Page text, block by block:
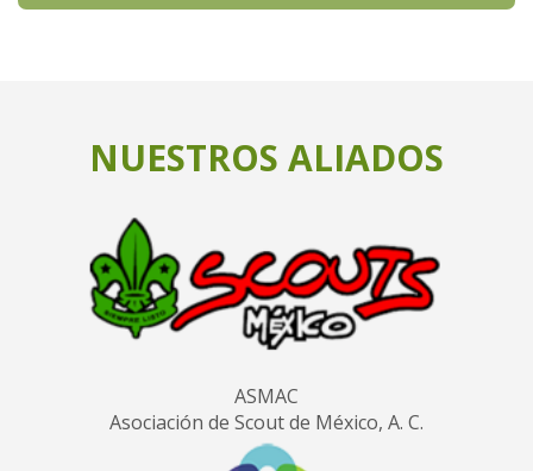
NUESTROS ALIADOS
ASMAC
Asociación de Scout de México, A. C.